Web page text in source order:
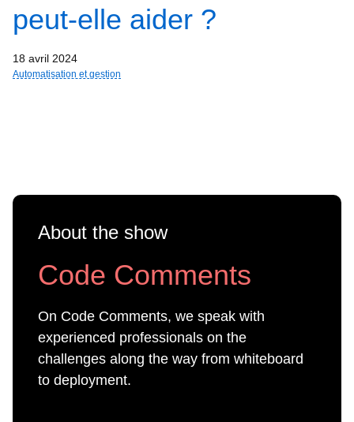
peut-elle aider ?
18 avril 2024
Automatisation et gestion
About the show
Code Comments
On Code Comments, we speak with
experienced professionals on the
challenges along the way from whiteboard
to deployment.